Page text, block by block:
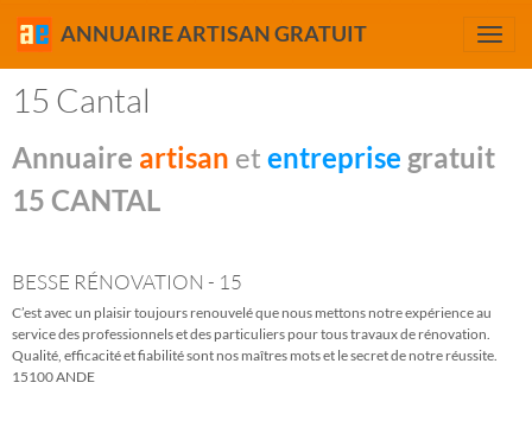
ANNUAIRE ARTISAN GRATUIT
15 Cantal
Annuaire artisan et entreprise gratuit
15 CANTAL
BESSE RÉNOVATION - 15
C’est avec un plaisir toujours renouvelé que nous mettons notre expérience au
service des professionnels et des particuliers pour tous travaux de rénovation.
Qualité, efficacité et fiabilité sont nos maîtres mots et le secret de notre réussite.
15100 ANDE